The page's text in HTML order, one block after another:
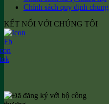
Chính sách quy định chung
KẾT NỐI VỚI CHÚNG TÔI